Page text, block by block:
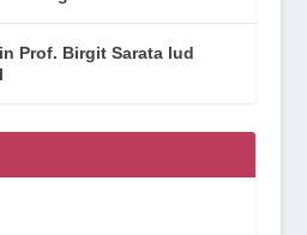
Prof. Birgit Sarata lud